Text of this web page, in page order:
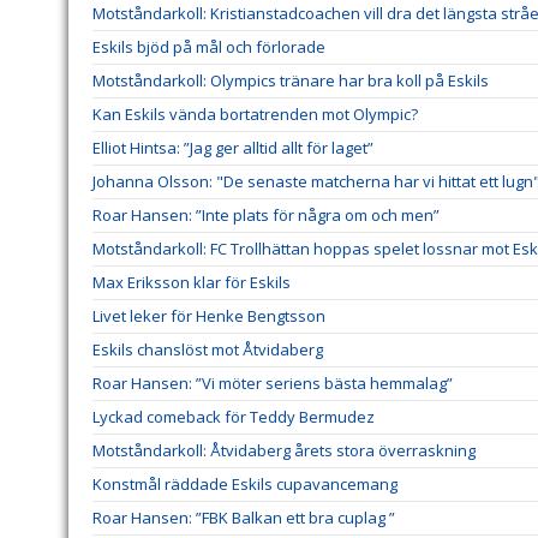
Motståndarkoll: Kristianstadcoachen vill dra det längsta
Eskils bjöd på mål och förlorade
Motståndarkoll: Olympics tränare har bra koll på Eskils
Kan Eskils vända bortatrenden mot Olympic?
Elliot Hintsa: ”Jag ger alltid allt för laget”
Johanna Olsson: "De senaste matcherna har vi hittat ett lugn"
Roar Hansen: ”Inte plats för några om och men”
Motståndarkoll: FC Trollhättan hoppas spelet lossnar mot
Max Eriksson klar för Eskils
Livet leker för Henke Bengtsson
Eskils chanslöst mot Åtvidaberg
Roar Hansen: ”Vi möter seriens bästa hemmalag”
Lyckad comeback för Teddy Bermudez
Motståndarkoll: Åtvidaberg årets stora överraskning
Konstmål räddade Eskils cupavancemang
Roar Hansen: ”FBK Balkan ett bra cuplag ”